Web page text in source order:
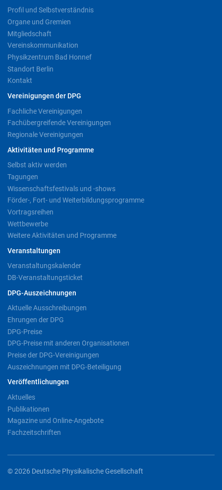
Profil und Selbstverständnis
Organe und Gremien
Mitgliedschaft
Vereinskommunikation
Physikzentrum Bad Honnef
Standort Berlin
Kontakt
Vereinigungen der DPG
Fachliche Vereinigungen
Fachübergreifende Vereinigungen
Regionale Vereinigungen
Aktivitäten und Programme
Selbst aktiv werden
Tagungen
Wissenschaftsfestivals und -shows
Förder-, Fort- und Weiterbildungsprogramme
Vortragsreihen
Wettbewerbe
Weitere Aktivitäten und Programme
Veranstaltungen
Veranstaltungskalender
DB-Veranstaltungsticket
DPG-Auszeichnungen
Aktuelle Ausschreibungen
Ehrungen der DPG
DPG-Preise
DPG-Preise mit anderen Organisationen
Preise der DPG-Vereinigungen
Auszeichnungen mit DPG-Beteiligung
Veröffentlichungen
Aktuelles
Publikationen
Magazine und Online-Angebote
Fachzeitschriften
© 2026 Deutsche Physikalische Gesellschaft